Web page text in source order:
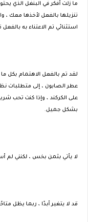
تنزيلها بالفعل لأخذها معك ،
استثنائي تم الاعتناء به
لقد تم بالفعل الاهتمام بكل
عطر الصابون ، إلى متطلبات
على الكركند ، وإذا كنت تحب
بشكل جميل.
لا يأتي بثمن بخس ، لكنني
قد لا يتغير أبدًا ، ربما يظل